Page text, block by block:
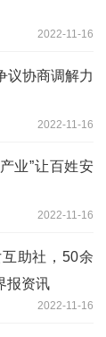
2022-11-16
议协商调解力
2022-11-16
业”让百姓安
2022-11-16
助社，50余
报资讯
2022-11-16